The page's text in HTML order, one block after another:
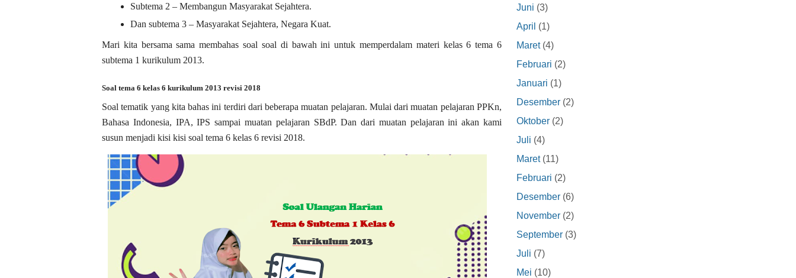
Subtema 2 – Membangun Masyarakat Sejahtera.
Dan subtema 3 – Masyarakat Sejahtera, Negara Kuat.
Mari kita bersama sama membahas soal soal di bawah ini untuk memperdalam materi kelas 6 tema 6
subtema 1 kurikulum 2013.
Soal tema 6 kelas 6 kurikulum 2013 revisi 2018
Soal tematik yang kita bahas ini terdiri dari beberapa muatan pelajaran. Mulai dari muatan pelajaran PPKn,
Bahasa Indonesia, IPA, IPS sampai muatan pelajaran SBdP. Dan dari muatan pelajaran ini akan kami
susun menjadi kisi kisi soal tema 6 kelas 6 revisi 2018.
Juni (3)
April (1)
Maret(4)
Februari (2)
Januari (1)
Desember (2)
Oktober (2)
Juli (4)
Maret(11)
Februari (2)
Desember (6)
November (2)
September (3)
Juli (7)
Mei (10)